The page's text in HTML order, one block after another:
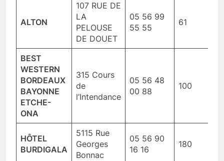
ALTON
107 RUE DE
LA
PELOUSE
DE DOUET
05 56 99
55 55
61
BEST
WESTERN
BORDEAUX
BAYONNE
ETCHE-
ONA
315 Cours
de
l’Intendance
05 56 48
00 88
100
HÔTEL
BURDIGALA
5115 Rue
Georges
Bonnac
05 56 90
16 16
180